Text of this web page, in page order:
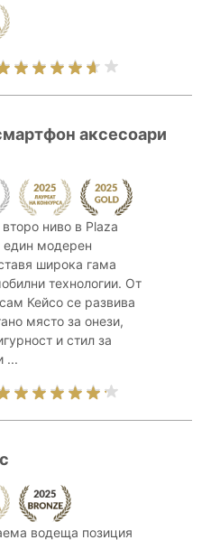
аксесоари
ниво в Plaza
един модерен
широка гама
технологии. Oт
Кейсо се развива
място за онези,
и стил за
...
водеща позиция